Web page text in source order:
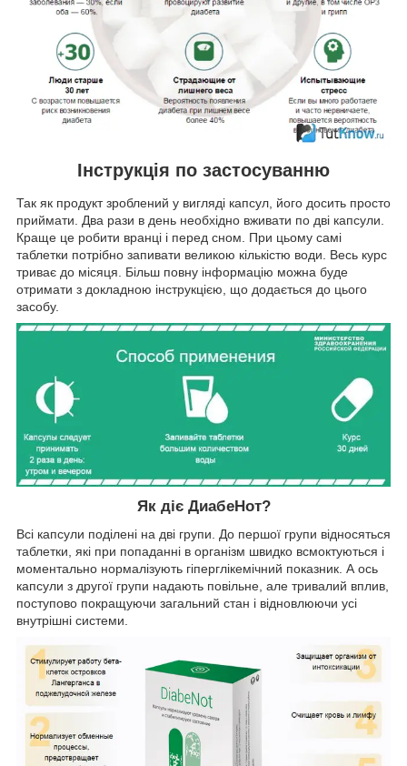
Інструкція по застосуванню
Так як продукт зроблений у вигляді капсул, його досить просто
приймати. Два рази в день необхідно вживати по дві капсули.
Краще це робити вранці і перед сном. При цьому самі
таблетки потрібно запивати великою кількістю води. Весь курс
триває до місяця. Більш повну інформацію можна буде
отримати з докладною інструкцією, що додається до цього
засобу.
Як діє ДиабеНот?
Всі капсули поділені на дві групи. До першої групи відносяться
таблетки, які при попаданні в організм швидко всмоктуються і
моментально нормалізують гіперглікемічний показник. А ось
капсули з другої групи надають повільне, але тривалий вплив,
поступово покращуючи загальний стан і відновлюючи усі
внутрішні системи.